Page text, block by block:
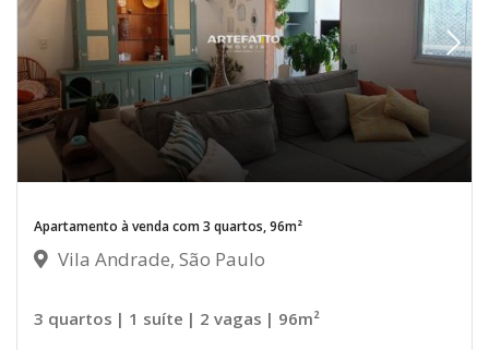
Apartamento à venda com 3 quartos, 96m²
Vila Andrade, São Paulo
3 quartos | 1 suíte | 2 vagas | 96m²